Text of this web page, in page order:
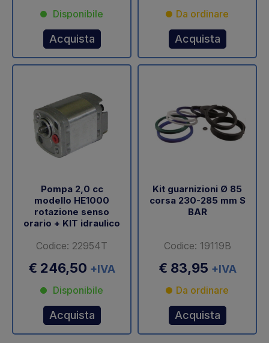
Disponibile
Acquista
Da ordinare
Acquista
Pompa 2,0 cc
modello HE1000
rotazione senso
orario + KIT idraulico
Codice: 22954T
€ 246,50 +IVA
Disponibile
Acquista
Kit guarnizioni Ø 85
corsa 230-285 mm S
BAR
Codice: 19119B
€ 83,95 +IVA
Da ordinare
Acquista